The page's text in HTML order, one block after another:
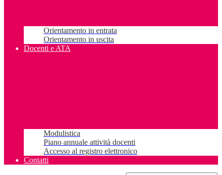
Orientamento in entrata
Orientamento in uscita
Docenti e ATA
Modulistica
Piano annuale attività docenti
Accesso al registro elettronico
Contatti